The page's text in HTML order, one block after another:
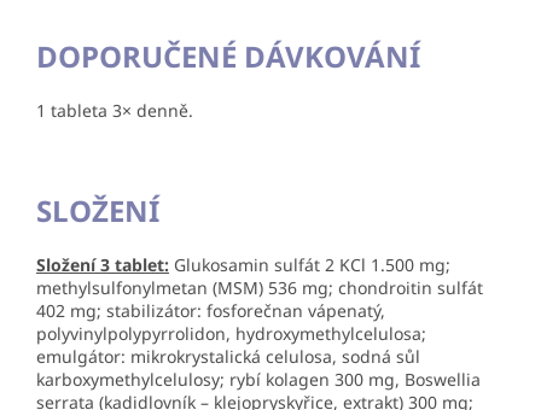
DOPORUČENÉ DÁVKOVÁNÍ
1 tableta 3× denně.
SLOŽENÍ
Složení 3 tablet: Glukosamin sulfát 2 KCl 1.500 mg;
methylsulfonylmetan (MSM) 536 mg; chondroitin sulfát
402 mg; stabilizátor: fosforečnan vápenatý,
polyvinylpolypyrrolidon, hydroxymethylcelulosa;
emulgátor: mikrokrystalická celulosa, sodná sůl
karboxymethylcelulosy; rybí kolagen 300 mg, Boswellia
serrata (kadidlovník – klejopryskyřice, extrakt) 300 mg;